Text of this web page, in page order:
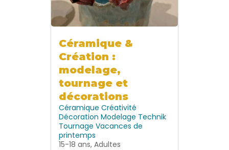
Céramique &
Création :
modelage,
tournage et
décorations
Céramique Créativité
Décoration Modelage Technik
Tournage Vacances de
printemps
15-18 ans, Adultes